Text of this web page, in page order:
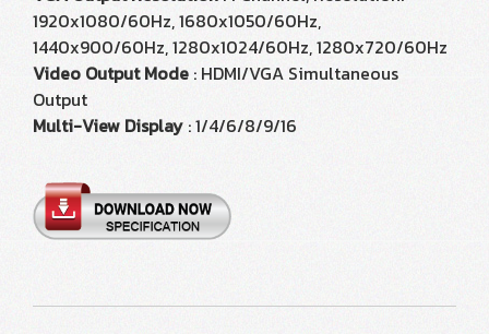
1920x1080/60Hz, 1680x1050/60Hz,
1440x900/60Hz, 1280x1024/60Hz, 1280x720/60Hz
Video Output Mode : HDMI/VGA Simultaneous
Output
Multi-View Display : 1/4/6/8/9/16